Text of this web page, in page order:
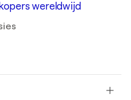
wereldwijd